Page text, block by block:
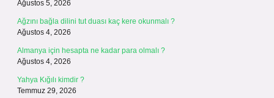
Ağustos 5, 2026
Ağzını bağla dilini tut duası kaç kere okunmalı ?
Ağustos 4, 2026
Almanya için hesapta ne kadar para olmalı ?
Ağustos 4, 2026
Yahya Kığılı kimdir ?
Temmuz 29, 2026